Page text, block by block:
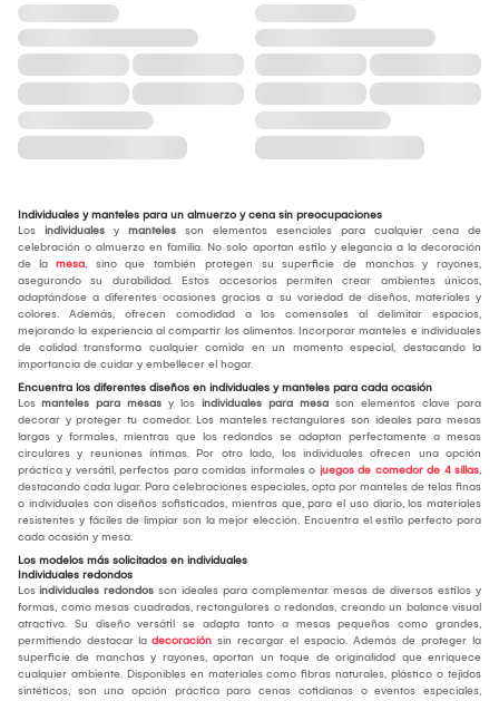
Individuales y manteles para un almuerzo y cena sin preocupaciones
Los individuales y manteles son elementos esenciales para cualquier cena de
celebración o almuerzo en familia. No solo aportan estilo y elegancia a la decoración
de la mesa, sino que también protegen su superficie de manchas y rayones,
asegurando su durabilidad. Estos accesorios permiten crear ambientes únicos,
adaptándose a diferentes ocasiones gracias a su variedad de diseños, materiales y
colores. Además, ofrecen comodidad a los comensales al delimitar espacios,
mejorando la experiencia al compartir los alimentos. Incorporar manteles e individuales
de calidad transforma cualquier comida en un momento especial, destacando la
importancia de cuidar y embellecer el hogar.
Encuentra los diferentes diseños en individuales y manteles para cada ocasión
Los manteles para mesas y los individuales para mesa son elementos clave para
decorar y proteger tu comedor. Los manteles rectangulares son ideales para mesas
largas y formales, mientras que los redondos se adaptan perfectamente a mesas
circulares y reuniones íntimas. Por otro lado, los individuales ofrecen una opción
práctica y versátil, perfectos para comidas informales o juegos de comedor de 4 sillas,
destacando cada lugar. Para celebraciones especiales, opta por manteles de telas finas
o individuales con diseños sofisticados, mientras que, para el uso diario, los materiales
resistentes y fáciles de limpiar son la mejor elección. Encuentra el estilo perfecto para
cada ocasión y mesa.
Los modelos más solicitados en individuales
Individuales redondos
Los individuales redondos son ideales para complementar mesas de diversos estilos y
formas, como mesas cuadradas, rectangulares o redondas, creando un balance visual
atractivo. Su diseño versátil se adapta tanto a mesas pequeñas como grandes,
permitiendo destacar la decoración sin recargar el espacio. Además de proteger la
superficie de manchas y rayones, aportan un toque de originalidad que enriquece
cualquier ambiente. Disponibles en materiales como fibras naturales, plástico o tejidos
sintéticos, son una opción práctica para cenas cotidianas o eventos especiales,